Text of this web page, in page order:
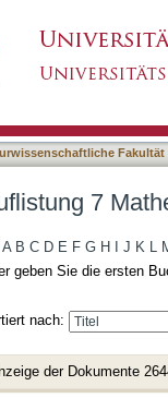
Fakultät
7
A B C D E F G H J K L
geben Sie die ersten
nach:
der Dokumente